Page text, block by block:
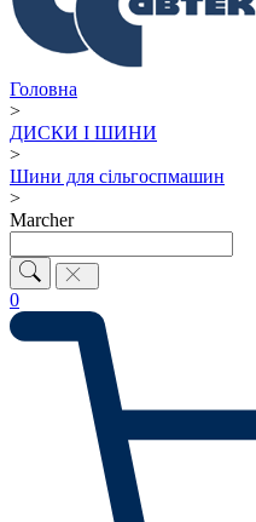
Головна
>
ДИСКИ І ШИНИ
>
Шини для сільгоспмашин
>
Marcher
0